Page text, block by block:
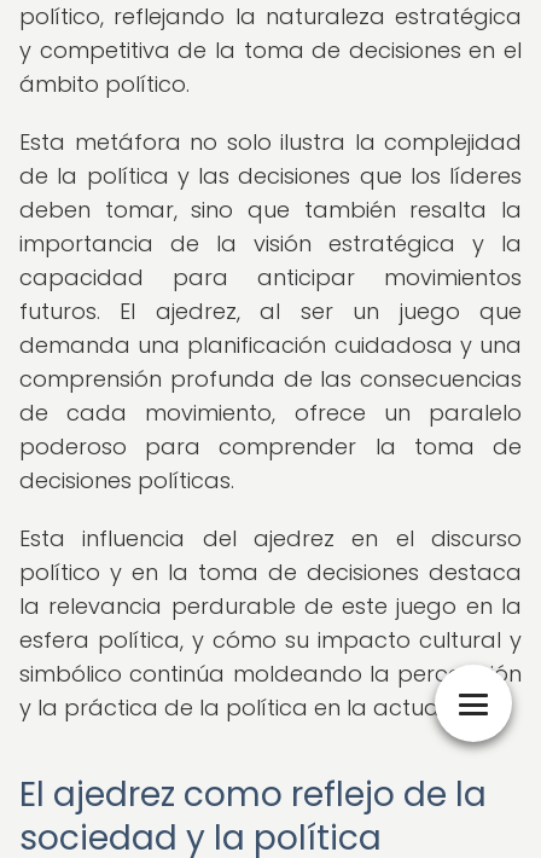
político, reflejando la naturaleza estratégica
y competitiva de la toma de decisiones en el
ámbito político.
Esta metáfora no solo ilustra la complejidad
de la política y las decisiones que los líderes
deben tomar, sino que también resalta la
importancia de la visión estratégica y la
capacidad para anticipar movimientos
futuros. El ajedrez, al ser un juego que
demanda una planificación cuidadosa y una
comprensión profunda de las consecuencias
de cada movimiento, ofrece un paralelo
poderoso para comprender la toma de
decisiones políticas.
Esta influencia del ajedrez en el discurso
político y en la toma de decisiones destaca
la relevancia perdurable de este juego en la
esfera política, y cómo su impacto cultural y
simbólico continúa moldeando la percepción
y la práctica de la política en la actualidad.
El ajedrez como reflejo de la
sociedad y la política